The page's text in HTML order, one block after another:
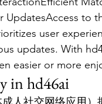
UpdatesAccess to
user
updates. With
easier or more
in hd46ai